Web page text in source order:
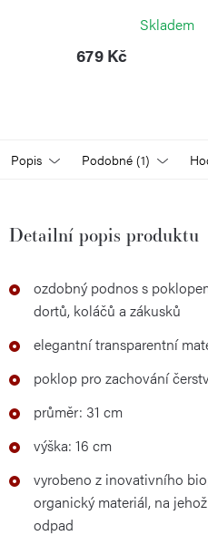
Skladem
679 Kč
Popis Podobné (1)
Detailní popis produktu
ozdobný podnos s
dortů, koláčů a zákusků
elegantní transparentní
poklop pro zachování
průměr: 31 cm
výška: 16 cm
vyrobeno z inovativního
organický materiál, na
odpad